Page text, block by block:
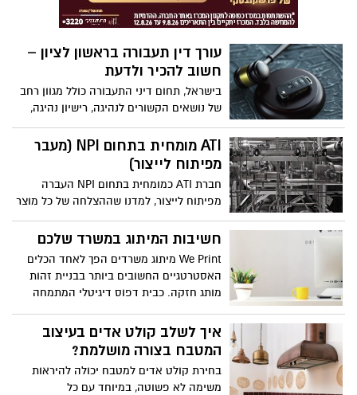
שלל יתרונות רפואיים, לוגיסטיים ונפשיים
והיום כבר לא מצריך פשרות או ויתורים. אז
חולים בית במימון קופת החולים שלכם – הנה
ההסבר המלא.
עורך דין תעבורה בראשון לציון –
חשוב להכיר ולדעת
בישראל, תחום דיני התעבורה כולל מגוון רחב
של נושאים הקשורים לנהיגה, רישיון נהיגה,
עבירות תנועה ותאונות דרכים. רבים מאיתנו
עשויים למצוא את עצמם נזקקים לשירותיו של
עורך דין תעבורה, אם בשל עבירות תנועה
פשוטות ואם בשל מקרים מורכבים כמו
תאונות דרכים חמורות.
ATI מומחית בתחום NPI (מעבר
מפיתוח לייצור)
חברת ATI כמומחית בתחום NPI העברה
מפיתוח לייצור, למדנו שההצלחה של כל מוצר
תלויה במידה רבה באיכות שיתוף הפעולה עם
הספקים והיצרנים. המעבר מפיתוח לייצור
תקשורת ברורה ושותפים עסקיים אמינים.
חשיבות המיתוג במשרד שלכם
We Print מיתוג משרדים הפך לאחד הכלים
האסטרטגיים החשובים ביותר בבניית זהות
מותג חזקה. כבית דפוס דיגיטלי המתמחה
רואים כיצד סביבת עבודה מעוצבת נכון יכולה
להשפיע דרמטית על הצלחת העסק, על
תפיסת המותג ועל חווית העובדים והלקוחות
כאחד.
איך לשלב קולט אדים בעיצוב
המטבח בצורה מושלמת?
בחירת קולט אדים למטבח יכולה להיראות
משימה לא פשוטה, במיוחד עם כל